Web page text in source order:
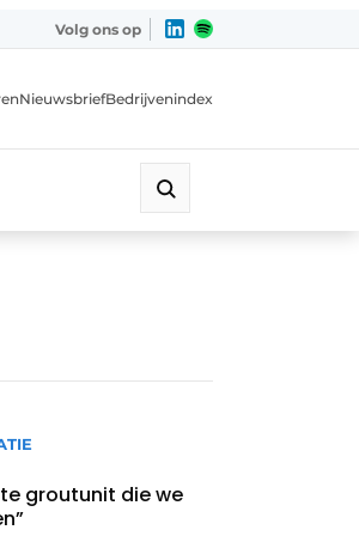
Volg ons op
NieuwsbriefBedrijvenindex
groutunit die we